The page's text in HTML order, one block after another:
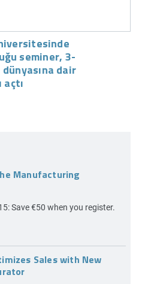
seminer, 3-
dair
Manufacturing
Save €50 when you register.
Sales with New